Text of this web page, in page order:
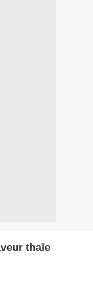
thaïe